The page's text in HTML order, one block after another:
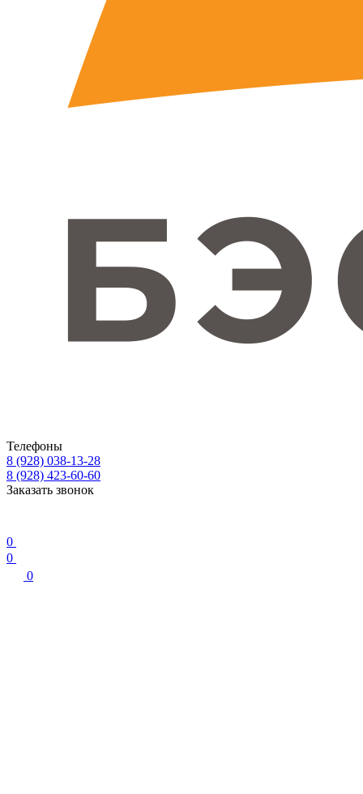
Телефоны
8 (928) 038-13-28
8 (928) 423-60-60
Заказать звонок
0
0
0